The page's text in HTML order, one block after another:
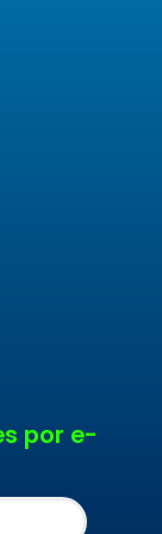
por e-
x